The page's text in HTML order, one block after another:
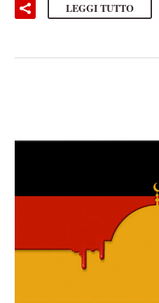
LEGGI TUTTO